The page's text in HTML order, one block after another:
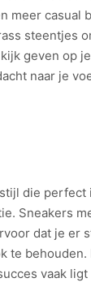
meer casual
steentjes
geven op
naar je
die
Sneakers
dat je er
vaak